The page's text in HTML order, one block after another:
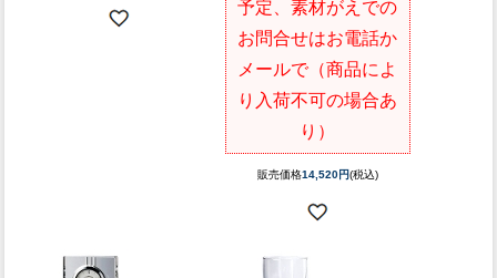
予定、素材がえでの
お問合せはお電話か
メールで（商品によ
り入荷不可の場合あ
り）
販売価格14,520円(税込)